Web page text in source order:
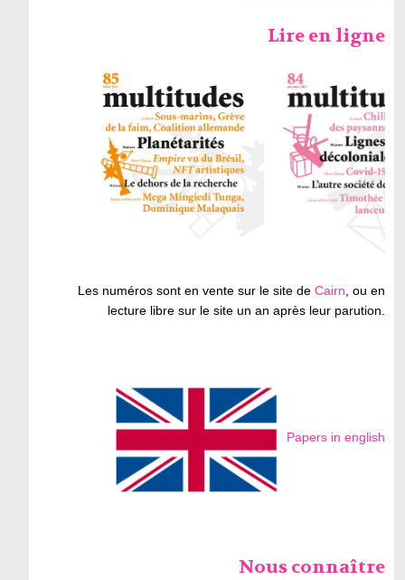
Lire en ligne
Les numéros sont en vente sur le site deCairn, ou en
lecture libre sur le site un an après leur parution.
Papers in english
Nous connaître